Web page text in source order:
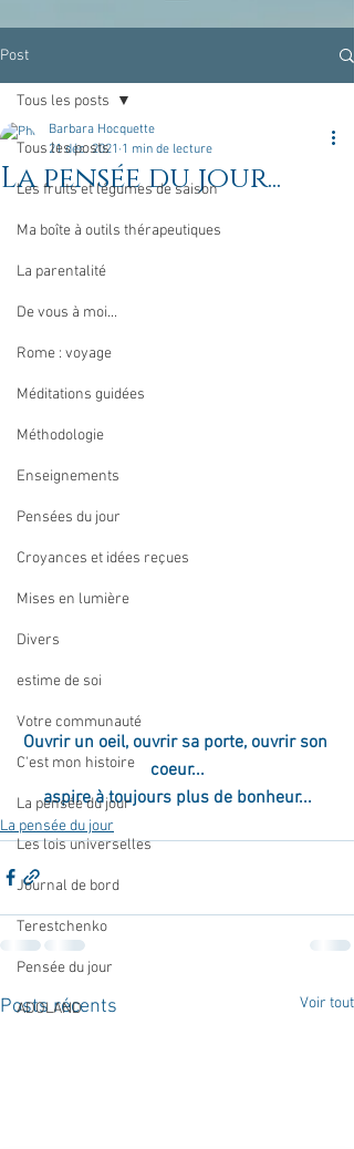
Post
Tous les posts
Les fruits et légumes de saison
Ma boîte à outils thérapeutiques
La parentalité
De vous à moi...
Rome : voyage
Méditations guidées
Méthodologie
Enseignements
Pensées du jour
Croyances et idées reçues
Mises en lumière
Divers
estime de soi
Votre communauté
C'est mon histoire
La pensée du jour
Les lois universelles
Journal de bord
Terestchenko
Pensée du jour
ADOLAND
Tous les posts
La pensée du jour...
Barbara Hocquette
21 déc. 2021 1 min de lecture
Ouvrir un oeil, ouvrir sa porte, ouvrir son
coeur...
aspire à toujours plus de bonheur...
La pensée du jour
Posts récents Voir tout